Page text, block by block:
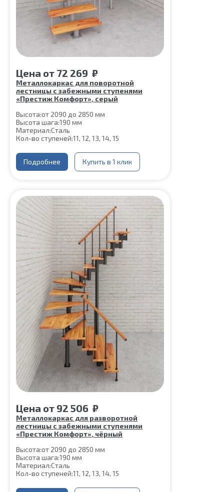
Цена от 72 269 ₽
Металлокаркас для поворотной
лестницы с забежными ступенями
«Престиж Комфорт», серый
Высота:от 2090 до 2850 мм
Высота шага:190 мм
Материал:Сталь
Кол-во ступеней:11, 12, 13, 14, 15
Подробнее Купить в 1 клик
Цена от 92 506 ₽
Металлокаркас для разворотной
лестницы с забежными ступенями
«Престиж Комфорт», чёрный
Высота:от 2090 до 2850 мм
Высота шага:190 мм
Материал:Сталь
Кол-во ступеней:11, 12, 13, 14, 15